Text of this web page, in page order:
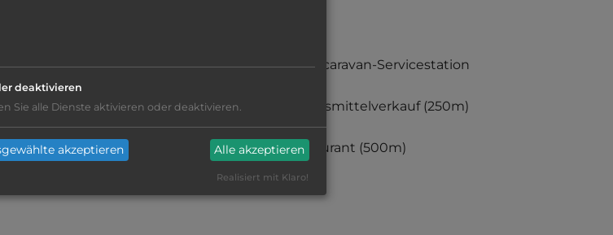
Motorcaravan-Servicestation
Lebensmittelverkauf(250m)
Restaurant (500m)
deaktivieren
Sie alle Dienste aktivieren oder deaktivieren.
akzeptieren Alle akzeptieren
Realisiert mit Klaro!